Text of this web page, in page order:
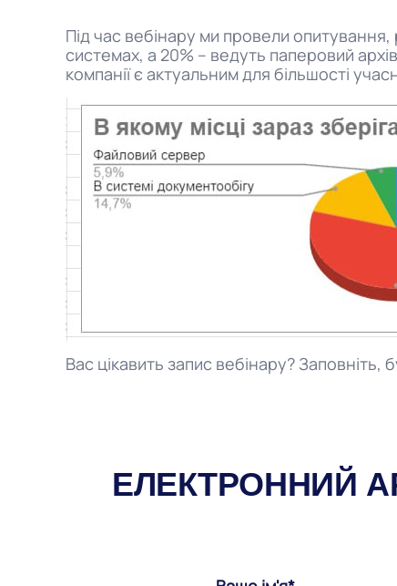
Під час вебінару ми провели опитування,
системах, а 20% – ведуть паперовий
компанії є актуальним для більшості
Вас цікавить запис вебінару?
ЕЛЕКТРОННИЙ